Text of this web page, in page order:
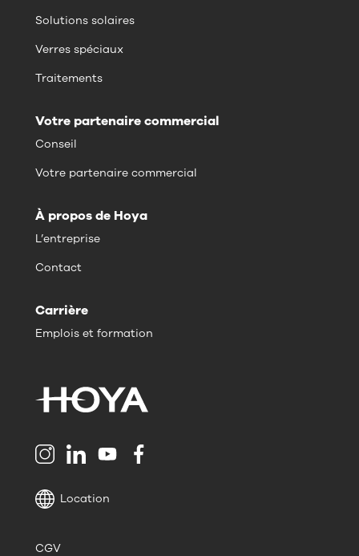
Solutions solaires
Verres spéciaux
Traitements
Votre partenaire commercial
Conseil
Votre partenaire commercial
À propos de Hoya
L’entreprise
Contact
Carrière
Emplois et formation
Location
CGV